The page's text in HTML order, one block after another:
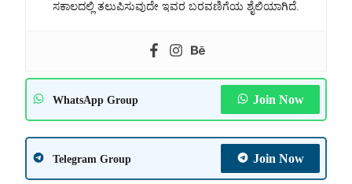
ಸಕಾಲದಲ್ಲಿ ತಲುಪಿಸುವುದೇ ಇವರ ಬರವಣಿಗೆಯ ಶೈಲಿಯಾಗಿದೆ.
WhatsApp Group Join Now
Telegram Group Join Now